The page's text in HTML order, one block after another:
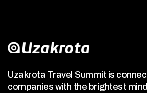
Uzakrota Travel Summit is
companies with the brightest